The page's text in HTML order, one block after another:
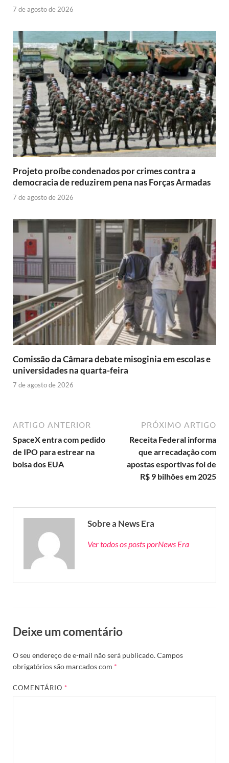
7 de agosto de 2026
Projeto proíbe condenados por crimes contra a
democracia de reduzirem pena nas Forças Armadas
7 de agosto de 2026
Comissão da Câmara debate misoginia em escolas e
universidades na quarta-feira
7 de agosto de 2026
ARTIGO ANTERIOR
SpaceX entra com pedido
de IPO para estrear na
bolsa dos EUA
PRÓXIMO ARTIGO
Receita Federal informa
que arrecadação com
apostas esportivas foi de
R$ 9 bilhões em 2025
Sobre a News Era
Ver todos os posts porNews Era
Deixe um comentário
O seu endereço de e-mail não será publicado.Campos
obrigatórios são marcados com *
COMENTÁRIO*